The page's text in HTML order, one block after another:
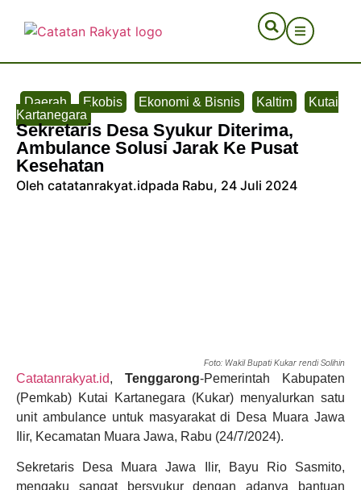
Daerah Ekobis Ekonomi & Bisnis Kaltim
Kutai
Kartanegara
Sekretaris Desa Syukur Diterima,
Ambulance Solusi Jarak Ke Pusat
Kesehatan
Oleh catatanrakyat.idpada Rabu, 24 Juli 2024
Foto: Wakil Bupati Kukar rendi Solihin
Catatanrakyat.id, Tenggarong-Pemerintah Kabupaten
(Pemkab) Kutai Kartanegara (Kukar) menyalurkan satu
unit ambulance untuk masyarakat di Desa Muara Jawa
Ilir, Kecamatan Muara Jawa, Rabu (24/7/2024).
Sekretaris Desa Muara Jawa Ilir, Bayu Rio Sasmito,
mengaku sangat bersyukur dengan adanya bantuan